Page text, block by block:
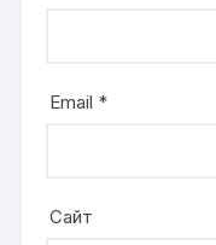
Email *
Сайт